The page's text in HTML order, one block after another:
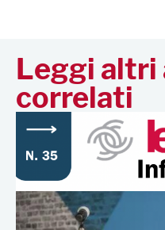
Leggi
correlati